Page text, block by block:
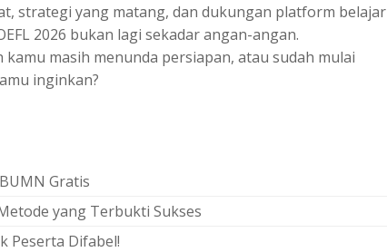
strategi yang matang, dan dukungan platform belajar
2026 bukan lagi sekadar angan-angan.
masih menunda persiapan, atau sudah mulai
inginkan?
Gratis
yang Terbukti Sukses
Peserta Difabel!